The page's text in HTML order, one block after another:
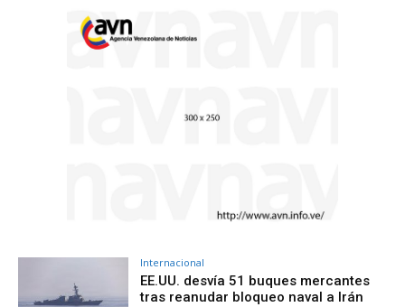
Internacional
EE.UU. desvía 51 buques mercantes
tras reanudar bloqueo naval a Irán